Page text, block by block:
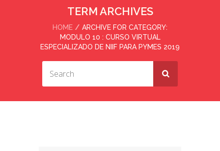
TERM ARCHIVES
HOME
ARCHIVE FOR CATEGORY:
MODULO 10 : CURSO VIRTUAL
ESPECIALIZADO DE NIIF PARA PYMES 2019